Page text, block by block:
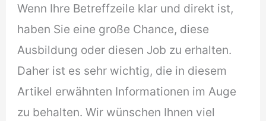
Wenn Ihre Betreffzeile klar und direkt ist,
haben Sie eine große Chance, diese
Ausbildung oder diesen Job zu erhalten.
Daher ist es sehr wichtig, die in diesem
Artikel erwähnten Informationen im Auge
zu behalten. Wir wünschen Ihnen viel